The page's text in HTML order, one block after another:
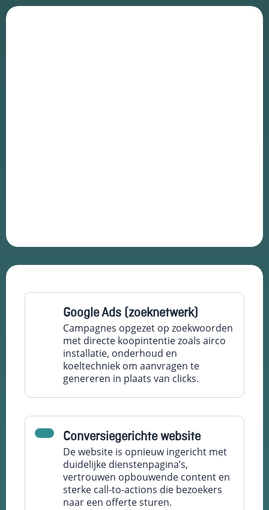
Google Ads (zoeknetwerk)
Campagnes opgezet op zoekwoorden
met directe koopintentie zoals airco
installatie, onderhoud en
koeltechniek om aanvragen te
genereren in plaats van clicks.
Conversiegerichte website
De website is opnieuw ingericht met
duidelijke dienstenpagina’s,
vertrouwen opbouwende content en
sterke call-to-actions die bezoekers
naar een offerte sturen.